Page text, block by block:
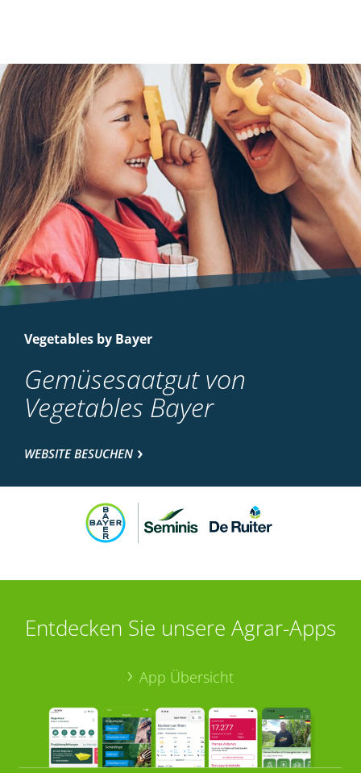
Vegetables by Bayer
Gemüsesaatgut von
Vegetables Bayer
WEBSITE BESUCHEN
Entdecken Sie unsere Agrar-Apps
App Übersicht